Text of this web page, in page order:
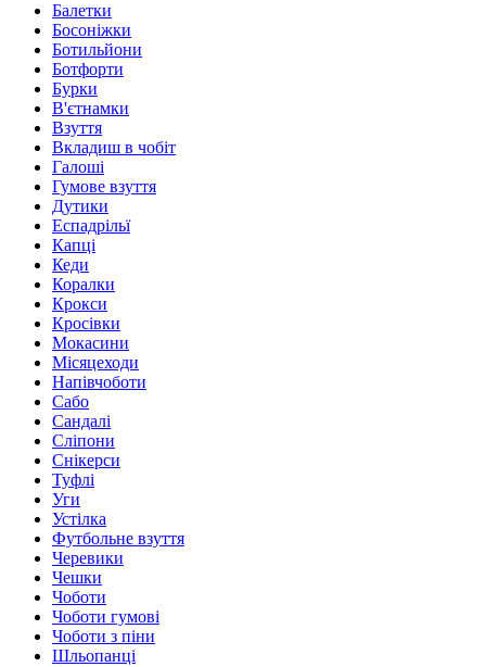
Балетки
Босоніжки
Ботильйони
Ботфорти
Бурки
В'єтнамки
Взуття
Вкладиш в чобіт
Галоші
Гумове взуття
Дутики
Еспадрільї
Капці
Кеди
Коралки
Крокси
Кросівки
Мокасини
Місяцеходи
Напівчоботи
Сабо
Сандалі
Сліпони
Снікерси
Туфлі
Уги
Устілка
Футбольне взуття
Черевики
Чешки
Чоботи
Чоботи гумові
Чоботи з піни
Шльопанці